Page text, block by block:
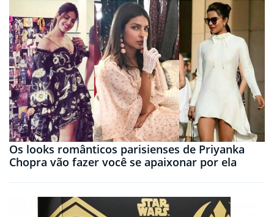
Os looks românticos parisienses de Priyanka
Chopra vão fazer você se apaixonar por ela